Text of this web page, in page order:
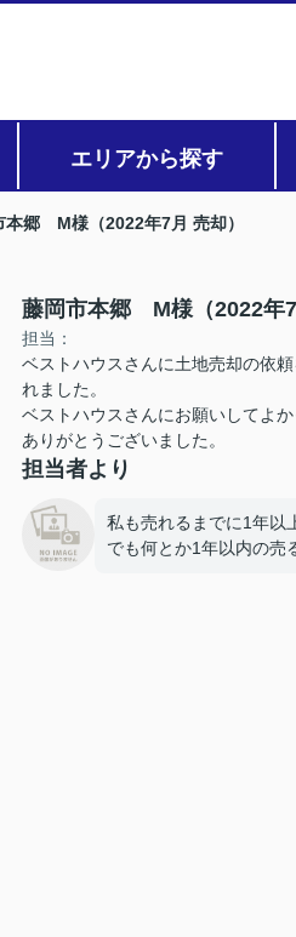
エリアから探す
本郷 M様（2022年7月 売却）
藤岡市本郷 M様（2022年7
担当：
ベストハウスさんに土地売却の依
れました。
ベストハウスさんにお願いしてよか
ありがとうございました。
担当者より
私も売れるまでに1年以
でも何とか1年以内の売